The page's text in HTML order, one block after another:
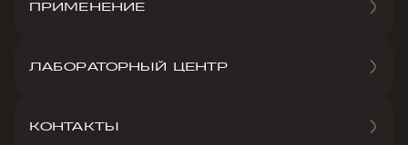
ПРИМЕНЕНИЕ
ЛАБОРАТОРНЫЙ ЦЕНТР
КОНТАКТЫ